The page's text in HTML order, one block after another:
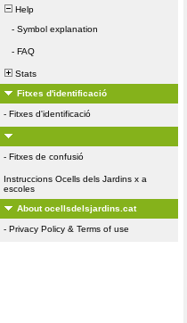
Help
- Symbol explanation
- FAQ
Stats
Fitxes d'identificació
- Fitxes d'identificació
- Fitxes de confusió
Instruccions Ocells dels Jardins x a
escoles
About ocellsdelsjardins.cat
- Privacy Policy & Terms of use